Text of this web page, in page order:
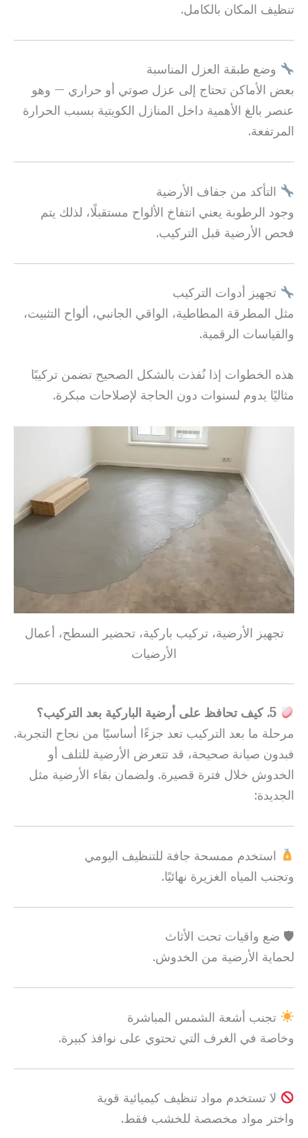
تنظيف المكان بالكامل.
وضع طبقة العزل المناسبة
بعض الأماكن تحتاج إلى عزل صوتي أو حراري — وهو
عنصر بالغ الأهمية داخل المنازل الكويتية بسبب الحرارة
المرتفعة.
التأكد من جفاف الأرضية
وجود الرطوبة يعني انتفاخ الألواح مستقبلًا، لذلك يتم
فحص الأرضية قبل التركيب.
تجهيز أدوات التركيب
مثل المطرقة المطاطية، الواقي الجانبي، ألواح التثبيت،
والقياسات الرقمية.
هذه الخطوات إذا نُفذت بالشكل الصحيح تضمن تركيبًا
مثاليًا يدوم لسنوات دون الحاجة لإصلاحات مبكرة.
تجهيز الأرضية، تركيب باركية، تحضير السطح، أعمال
الأرضيات
5. كيف تحافظ على أرضية الباركية بعد التركيب؟
مرحلة ما بعد التركيب تعد جزءًا أساسيًا من نجاح التجربة.
فبدون صيانة صحيحة، قد تتعرض الأرضية للتلف أو
الخدوش خلال فترة قصيرة. ولضمان بقاء الأرضية مثل
الجديدة:
استخدم ممسحة جافة للتنظيف اليومي
وتجنب المياه الغزيرة نهائيًا.
🛡 ضع واقيات تحت الأثاث
لحماية الأرضية من الخدوش.
تجنب أشعة الشمس المباشرة
وخاصة في الغرف التي تحتوي على نوافذ كبيرة.
لا تستخدم مواد تنظيف كيميائية قوية
واختر مواد مخصصة للخشب فقط.